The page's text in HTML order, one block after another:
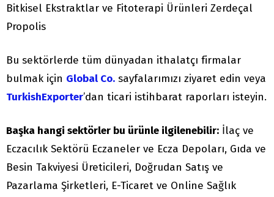
Bitkisel Ekstraktlar ve Fitoterapi Ürünleri Zerdeçal
Propolis
Bu sektörlerde tüm dünyadan ithalatçı firmalar
bulmak için Global Co. sayfalarımızı ziyaret edin veya
TurkishExporter’dan ticari istihbarat raporları isteyin.
Başka hangi sektörler bu ürünle ilgilenebilir: İlaç ve
Eczacılık Sektörü Eczaneler ve Ecza Depoları, Gıda ve
Besin Takviyesi Üreticileri, Doğrudan Satış ve
Pazarlama Şirketleri, E-Ticaret ve Online Sağlık